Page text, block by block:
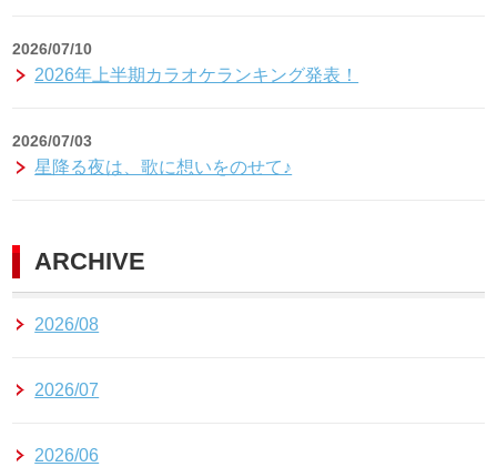
2026/07/10
2026年上半期カラオケランキング発表！
2026/07/03
星降る夜は、歌に想いをのせて♪
ARCHIVE
2026/08
2026/07
2026/06